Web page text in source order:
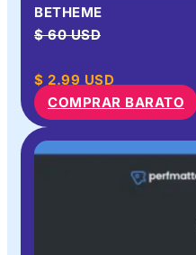
BETHEME
$ 60 USD
$ 2.99 USD
COMPRAR BARATO